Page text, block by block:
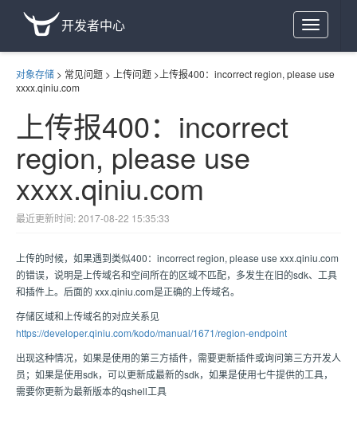
Toggle
navigation
开发者中心
对象存储 > 常见问题 > 上传问题 > 上传报400：incorrect region, please use
xxxx.qiniu.com
上传报400：incorrect
region, please use
xxxx.qiniu.com
最近更新时间: 2017-08-22 15:35:33
上传的时候，如果遇到类似400：incorrect region, please use xxx.qiniu.com
的错误，说明是上传域名和空间所在的区域不匹配，多发生在旧的sdk、工具
和插件上。后面的 xxx.qiniu.com是正确的上传域名。
存储区域和上传域名的对应关系见
https://developer.qiniu.com/kodo/manual/1671/region-endpoint
出现这种情况，如果是使用的第三方插件，需要更新插件或询问第三方开发人
员；如果是使用sdk，可以更新成最新的sdk，如果是使用七牛提供的工具，
需要你更新为最新版本的qshell工具